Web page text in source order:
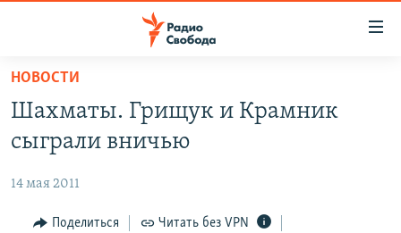
упрощенного
доступа
основному
Вернутся
АВТОРСКИЕ ПРОЕКТЫ
ЦИТАТЫ СВОБОДЫ
МНЕНИЯ
НОВОСТИ
Шахматы. Грищук и Крамник
сыграли вничью
14 мая 2011
Поделиться Читать без VPN